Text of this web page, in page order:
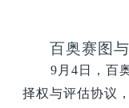
百奥赛图
9 月4日，百
择权与评估协议